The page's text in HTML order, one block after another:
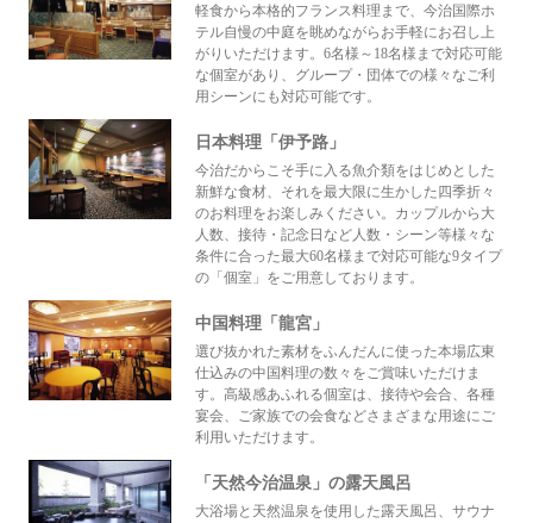
軽食から本格的フランス料理まで、今治国際ホ
テル自慢の中庭を眺めながらお手軽にお召し上
がりいただけます。6名様～18名様まで対応可能
な個室があり、グループ・団体での様々なご利
用シーンにも対応可能です。
日本料理「伊予路」
今治だからこそ手に入る魚介類をはじめとした
新鮮な食材、それを最大限に生かした四季折々
のお料理をお楽しみください。カップルから大
人数、接待・記念日など人数・シーン等様々な
条件に合った最大60名様まで対応可能な9タイプ
の「個室」をご用意しております。
中国料理「龍宮」
選び抜かれた素材をふんだんに使った本場広東
仕込みの中国料理の数々をご賞味いただけま
す。高級感あふれる個室は、接待や会合、各種
宴会、ご家族での会食などさまざまな用途にご
利用いただけます。
「天然今治温泉」の露天風呂
大浴場と天然温泉を使用した露天風呂、サウナ